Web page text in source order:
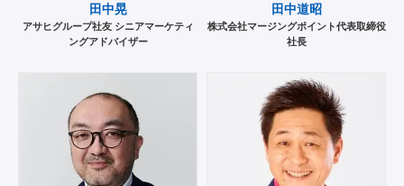
田中晃
アサヒグループ社友 シニアマーケティ
ングアドバイザー
田中道昭
株式会社マージングポイント代表取締役
社長